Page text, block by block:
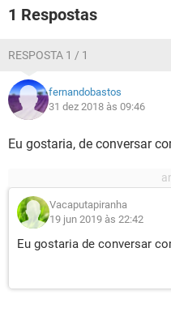
INSTAGRAM
1 Respostas
RESPOSTA 1 / 1
fernandobastos
31 dez 2018 às 09:46
Eu gostaria, de conversar
Vacaputapiranha
19 jun 2019 às 22:42
Eu gostaria de conversar